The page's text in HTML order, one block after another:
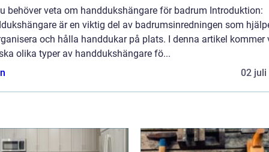
behöver veta om handdukshängare för badrum Introduktion:
är en viktig del av badrumsinredningen som
och hålla handdukar på plats. I denna artikel kommer
olika typer av handdukshängare fö...
02 juli